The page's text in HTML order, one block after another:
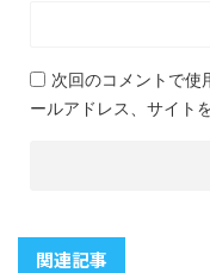
次回のコメントで使
ールアドレス、サイト
関連記事